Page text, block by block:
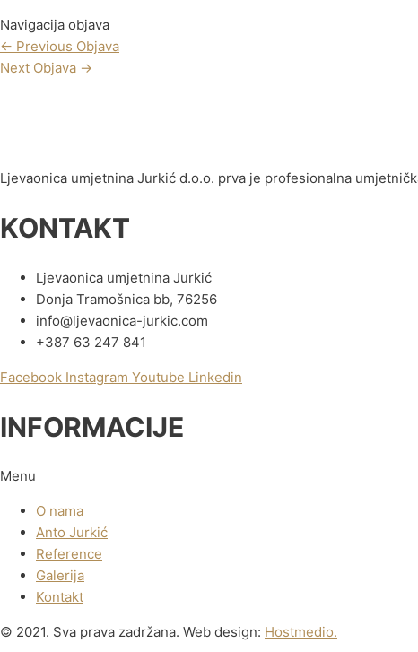
Navigacija objava
← Previous Objava
Next Objava →
Ljevaonica umjetnina Jurkić d.o.o. prva je profesionalna
KONTAKT
Ljevaonica umjetnina Jurkić
Donja Tramošnica bb, 76256
info@ljevaonica-jurkic.com
+387 63 247 841
Facebook Instagram Youtube Linkedin
INFORMACIJE
Menu
O nama
Anto Jurkić
Reference
Galerija
Kontakt
© 2021. Sva prava zadržana. Web design: Hostmedio.